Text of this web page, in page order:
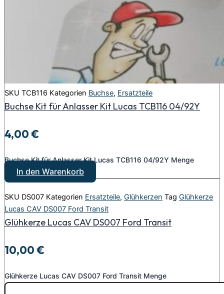
SKU TCB116 Kategorien Buchse, Ersatzteile
Buchse Kit für Anlasser Kit Lucas TCB116 04/92Y
4,00€
Buchse Kit für Anlasser Kit Lucas TCB116 04/92Y Menge
In den Warenkorb
SKU DS007 Kategorien Ersatzteile, Glühkerzen Tag Glühkerze
Lucas CAV DS007 Ford Transit
Glühkerze Lucas CAV DS007 Ford Transit
10,00€
Glühkerze Lucas CAV DS007 Ford Transit Menge